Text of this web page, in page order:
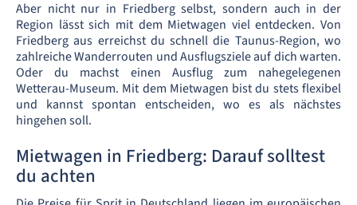
Aber nicht nur in Friedberg selbst, sondern auch in der
Region lässt sich mit dem Mietwagen viel entdecken. Von
Friedberg aus erreichst du schnell die Taunus-Region, wo
zahlreiche Wanderrouten und Ausflugsziele auf dich warten.
Oder du machst einen Ausflug zum nahegelegenen
Wetterau-Museum. Mit dem Mietwagen bist du stets flexibel
und kannst spontan entscheiden, wo es als nächstes
hingehen soll.
Mietwagen in Friedberg: Darauf solltest
du achten